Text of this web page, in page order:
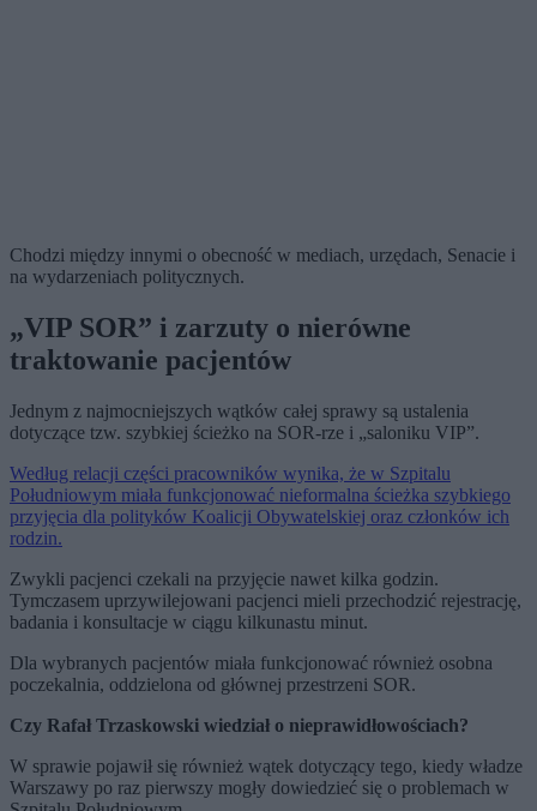
Chodzi między innymi o obecność w mediach, urzędach, Senacie i
na wydarzeniach politycznych.
„VIP SOR” i zarzuty o nierówne
traktowanie pacjentów
Jednym z najmocniejszych wątków całej sprawy są ustalenia
dotyczące tzw. szybkiej ścieżko na SOR-rze i „saloniku VIP”.
Według relacji części pracowników wynika, że w Szpitalu
Południowym miała funkcjonować nieformalna ścieżka szybkiego
przyjęcia dla polityków Koalicji Obywatelskiej oraz członków ich
rodzin.
Zwykli pacjenci czekali na przyjęcie nawet kilka godzin.
Tymczasem uprzywilejowani pacjenci mieli przechodzić rejestrację,
badania i konsultacje w ciągu kilkunastu minut.
Dla wybranych pacjentów miała funkcjonować również osobna
poczekalnia, oddzielona od głównej przestrzeni SOR.
Czy Rafał Trzaskowski wiedział o nieprawidłowościach?
W sprawie pojawił się również wątek dotyczący tego, kiedy władze
Warszawy po raz pierwszy mogły dowiedzieć się o problemach w